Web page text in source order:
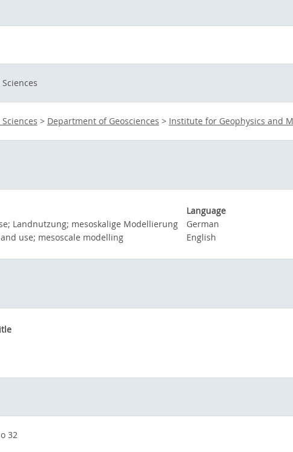
> Department of Geosciences > Institute for Geophysics and
Language
Landnutzung; mesoskalige Modellierung
German
use; mesoscale modelling
English
32